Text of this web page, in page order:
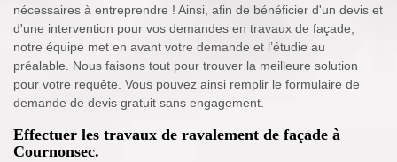
nécessaires à entreprendre ! Ainsi, afin de bénéficier d'un devis et
d'une intervention pour vos demandes en travaux de façade,
notre équipe met en avant votre demande et l’étudie au
préalable. Nous faisons tout pour trouver la meilleure solution
pour votre requête. Vous pouvez ainsi remplir le formulaire de
demande de devis gratuit sans engagement.
Effectuer les travaux de ravalement de façade à
Cournonsec.